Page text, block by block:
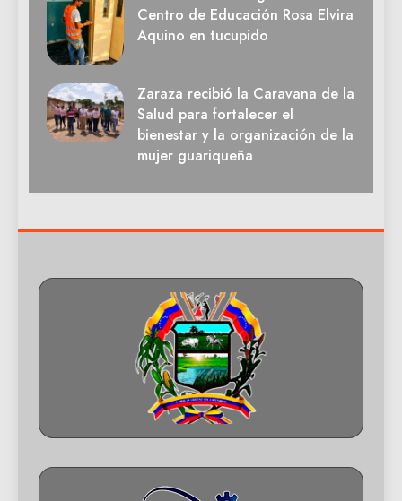
Centro de Educación Rosa Elvira
Aquino en tucupido
Zaraza recibió la Caravana de la
Salud para fortalecer el
bienestar y la organización de la
mujer guariqueña